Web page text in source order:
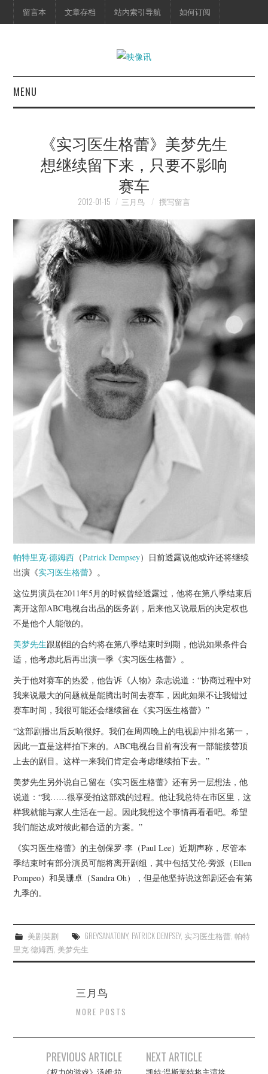
留言本 文章存档 站内索引导航 如何订阅
MENU
映像快讯
脱口秀
杂七杂八
美剧英剧
电影档期
推荐电影
《实习医生格蕾》美梦先生
想继续留下来，只要不影响
赛车
2012-01-15 三月鸟 撰写留言
帕特里克·德姆西 （Patrick Dempsey）日前透露说他或许还将继续
出演《实习医生格蕾》。
这位男演员在2011年5月的时候曾经透露过，他将在第八季结束后
离开这部ABC电视台出品的医务剧，后来他又说最后的决定权也
不是他个人能做的。
美梦先生跟剧组的合约将在第八季结束时到期，他说如果条件合
适，他考虑此后再出演一季《实习医生格蕾》。
关于他对赛车的热爱，他告诉《人物》杂志说道：“协商过程中对
我来说最大的问题就是能腾出时间去赛车，因此如果不让我错过
赛车时间，我很可能还会继续留在《实习医生格蕾》”
“这部剧播出后反响很好。我们在周四晚上的电视剧中排名第一，
因此一直是这样拍下来的。ABC电视台目前有没有一部能接替顶
上去的剧目。这样一来我们肯定会考虑继续拍下去。”
美梦先生另外说自己留在《实习医生格蕾》还有另一层想法，他
说道：“我……很享受拍这部戏的过程。他让我总待在市区里，这
样我就能与家人生活在一起。因此我想这个事情再看看吧。希望
我们能达成对彼此都合适的方案。”
《实习医生格蕾》的主创保罗·李（Paul Lee）近期声称，尽管本
季结束时有部分演员可能将离开剧组，其中包括艾伦·旁派（Ellen
Pompeo）和吴珊卓（Sandra Oh），但是他坚持说这部剧还会有第
九季的。
美剧英剧 GREY'SANATOMY, PATRICK DEMPSEY, 实习医生格蕾, 帕特
里克·德姆西, 美梦先生
三月鸟
MORE POSTS
PREVIOUS ARTICLE NEXT ARTICLE